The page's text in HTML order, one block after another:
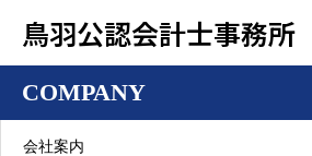
鳥羽公認会計士事務所
COMPANY
会社案内